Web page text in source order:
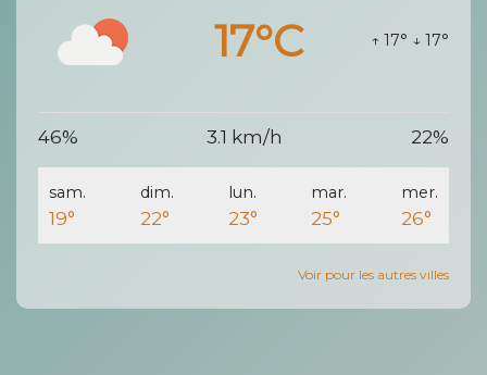
17°C ↑ 17° ↓ 17°
46% 3.1 km/h 22%
sam.
19°
dim.
22°
lun.
23°
mar.
25°
mer.
26°
Voir pour les autres villes